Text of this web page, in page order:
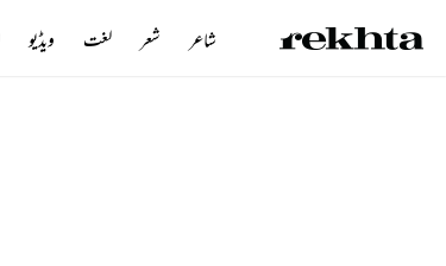
شاعر شعر لغت ویڈیو